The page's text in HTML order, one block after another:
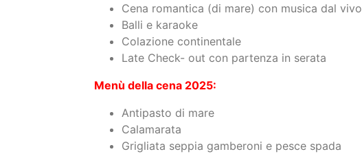
Cena romantica (di mare) con musica dal vivo
Balli e karaoke
Colazione continentale
Late Check- out con partenza in serata
Menù della cena 2025:
Antipasto di mare
Calamarata
Grigliata seppia gamberoni e pesce spada